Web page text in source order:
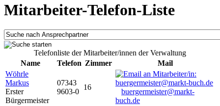
Mitarbeiter-Telefon-Liste
Telefonliste der Mitarbeiter/innen der Verwaltung
Name
Telefon Zimmer
Mail
Wöhrle
Markus
Erster
Bürgermeister
07343
9603-0
16
buergermeister@markt-
buch.de